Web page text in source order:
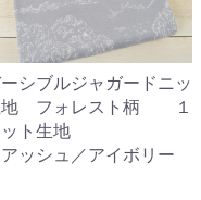
シブルジャガードニッ
地 フォレスト柄 １
カット生地
ッシュ／アイボリー